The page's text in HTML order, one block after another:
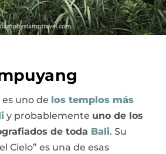
es uno de los templos más
y probablemente uno de los
de toda Bali. Su
Cielo” es una de esas